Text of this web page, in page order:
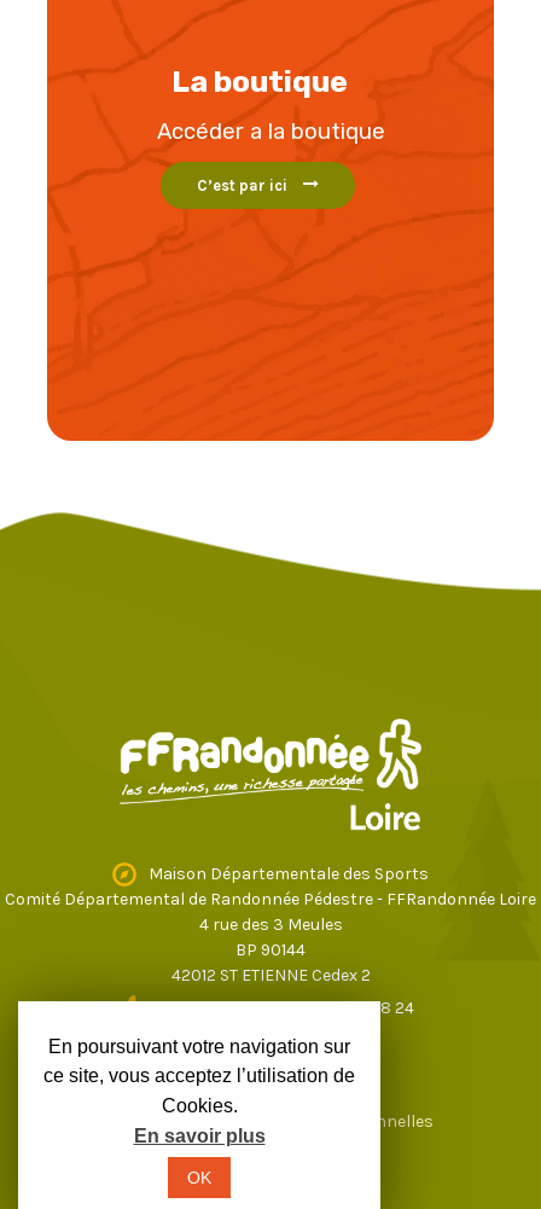
La boutique
Accéder a la boutique
C’est par ici
Maison Départementale des Sports
Comité Départemental de Randonnée Pédestre - FFRandonnée Loire
4 rue des 3 Meules
BP 90144
42012 ST ETIENNE Cedex 2
04 77 43 59 17ou04 77 37 28 24
loire@ffrandonnee.fr
Données personnelles
En poursuivant votre navigation sur
ce site, vous acceptez l’utilisation de
Cookies.
En savoir plus
OK